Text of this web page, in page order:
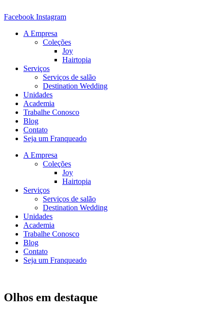
para
conteúdo
Facebook Instagram
A Empresa
Coleções
Joy
Hairtopia
Serviços
Serviços de salão
Destination Wedding
Unidades
Academia
Trabalhe Conosco
Blog
Contato
Seja um Franqueado
A Empresa
Coleções
Joy
Hairtopia
Serviços
Serviços de salão
Destination Wedding
Unidades
Academia
Trabalhe Conosco
Blog
Contato
Seja um Franqueado
Olhos em destaque